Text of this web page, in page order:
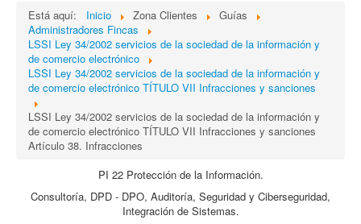
Está aquí: Inicio Zona Clientes
Guías
Administradores Fincas
LSSI Ley 34/2002 servicios de la sociedad de la información y
de comercio electrónico
LSSI Ley 34/2002 servicios de la sociedad de la información y
de comercio electrónico TÍTULO VII Infracciones y sanciones
LSSI Ley 34/2002 servicios de la sociedad de la información y
de comercio electrónico TÍTULO VII Infracciones y sanciones
Artículo 38. Infracciones
PI 22 Protección de la Información.
Consultoría, DPD - DPO, Auditoría, Seguridad y Ciberseguridad,
Integración de Sistemas.